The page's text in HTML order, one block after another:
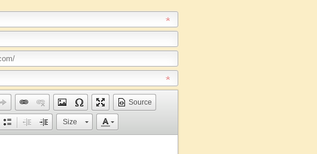
Source
Size